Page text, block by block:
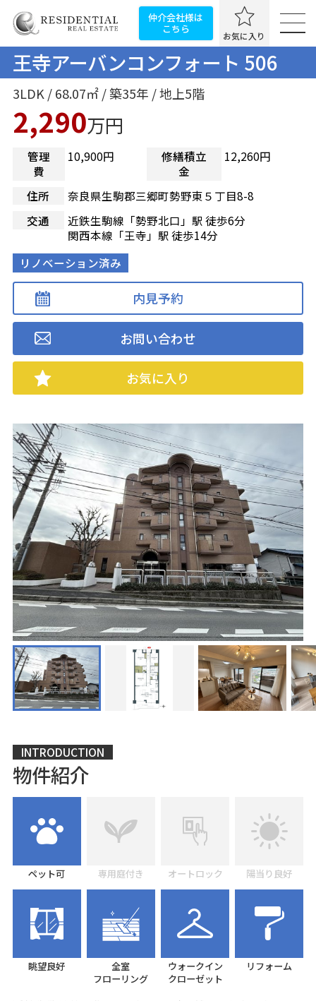
仲介会社様は
こちら
お気に入り
王寺アーバンコンフォート 506
3LDK / 68.07㎡ / 築35年 / 地上5階
2,290万円
管理
費
10,900円
修繕積立
金
12,260円
住所
奈良県生駒郡三郷町勢野東５丁目8-8
交通
近鉄生駒線「勢野北口」駅 徒歩6分
関西本線「王寺」駅 徒歩14分
リノベーション済み
内見予約
お問い合わせ
お気に入り
INTRODUCTION
物件紹介
ペット可 専用庭付き オートロック 陽当り良好
眺望良好
全室
フローリング
ウォークイン
クローゼット
リフォーム